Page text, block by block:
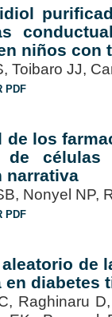
niños con
Toibaro JJ,
PDF
de los
de
narrativa
Nonyel
PDF
de
en diabetes
Raghinaru